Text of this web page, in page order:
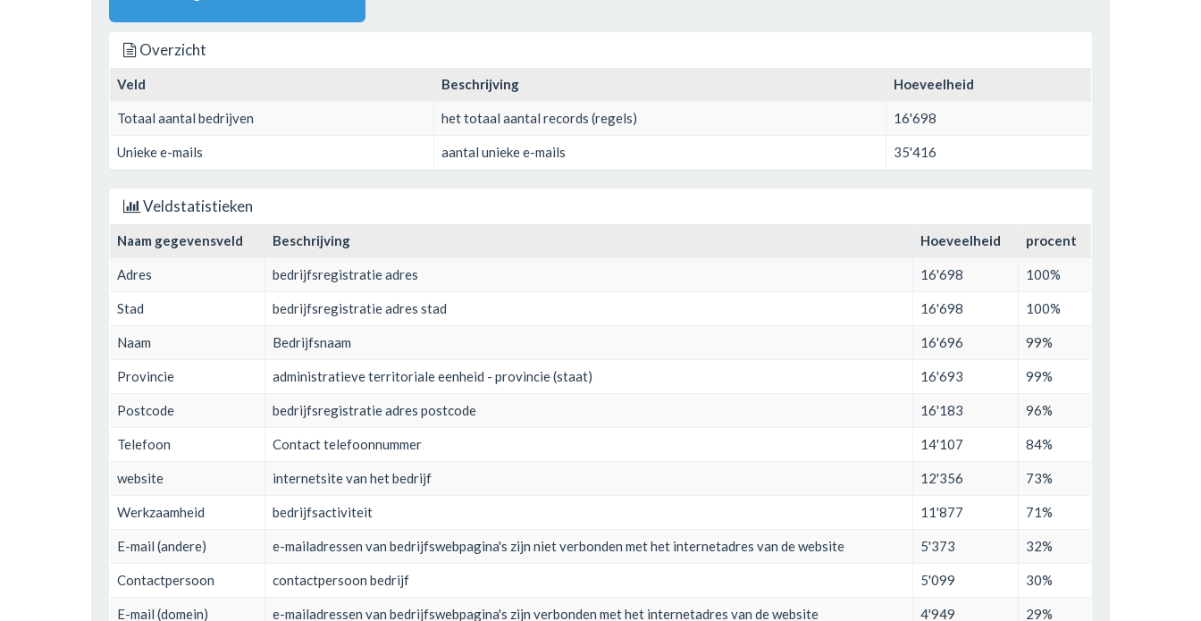
Overzicht
Veld Beschrijving Hoeveelheid
Totaal aantal bedrijven het totaal aantal records (regels) 16'698
Unieke e-mails aantal unieke e-mails 35'416
Veldstatistieken
Naam gegevensveld Beschrijving Hoeveelheid procent
Adres bedrijfsregistratie adres 16'698 100%
Stad bedrijfsregistratie adres stad 16'698 100%
Naam Bedrijfsnaam 16'696 99%
Provincie administratieve territoriale eenheid - provincie (staat) 16'693 99%
Postcode bedrijfsregistratie adres postcode 16'183 96%
Telefoon Contact telefoonnummer 14'107 84%
website internetsite van het bedrijf 12'356 73%
Werkzaamheid bedrijfsactiviteit 11'877 71%
E-mail (andere) e-mailadressen van bedrijfswebpagina's zijn niet verbonden met het internetadres van de website 5'373 32%
Contactpersoon contactpersoon bedrijf 5'099 30%
E-mail (domein) e-mailadressen van bedrijfswebpagina's zijn verbonden met het internetadres van de website 4'949 29%